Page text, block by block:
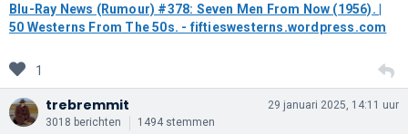
Blu-Ray News (Rumour) #378: Seven Men From Now (1956). |
50 Westerns From The 50s. - fiftieswesterns.wordpress.com
1
trebremmit
3018 berichten 1494 stemmen
29 januari 2025, 14:11 uur